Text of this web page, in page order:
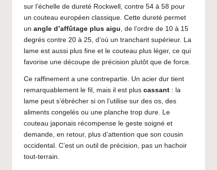
sur l’échelle de dureté Rockwell, contre 54 à 58 pour
un couteau européen classique. Cette dureté permet
un angle d’affûtage plus aigu, de l’ordre de 10 à 15
degrés contre 20 à 25, d’où un tranchant supérieur. La
lame est aussi plus fine et le couteau plus léger, ce qui
favorise une découpe de précision plutôt que de force.
Ce raffinement a une contrepartie. Un acier dur tient
remarquablement le fil, mais il est plus cassant : la
lame peut s’ébrécher si on l’utilise sur des os, des
aliments congelés ou une planche trop dure. Le
couteau japonais récompense le geste soigné et
demande, en retour, plus d’attention que son cousin
occidental. C’est un outil de précision, pas un hachoir
tout-terrain.